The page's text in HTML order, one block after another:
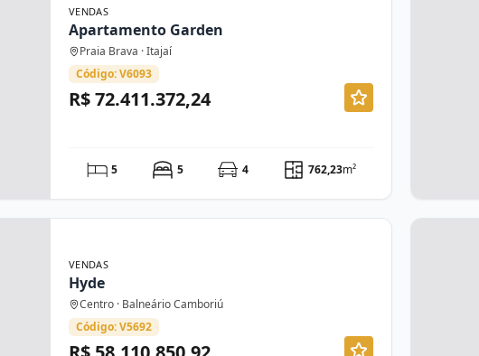
VENDAS
Apartamento Garden
Praia Brava · Itajaí
Código: V6093
R$ 72.411.372,24
5 5 4 762,23m²
VENDAS
Hyde
Centro · Balneário Camboriú
Código: V5692